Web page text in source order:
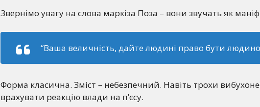
Звернімо увагу на слова маркіза Поза – вони звучать як
“Ваша величність, дайте людині право бути
Форма класична. Зміст – небезпечний. Навіть трохи
врахувати реакцію влади на п’єсу.